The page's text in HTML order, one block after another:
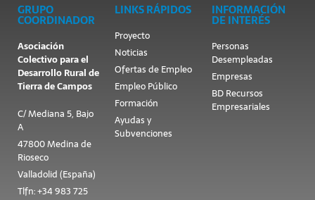
GRUPO
COORDINADOR
Asociación
Colectivo para el
Desarrollo Rural de
Tierra de Campos
C/ Mediana 5, Bajo
A
47800 Medina de
Rioseco
Valladolid (España)
Tlfn: +34 983 725
LINKS RÁPIDOS
Proyecto
Noticias
Ofertas de Empleo
Empleo Público
Formación
Ayudas y
Subvenciones
INFORMACIÓN
DE INTERÉS
Personas
Desempleadas
Empresas
BD Recursos
Empresariales